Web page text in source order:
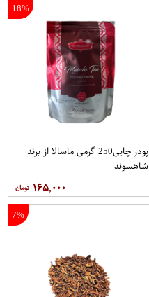
18%
پودر چایی250 گرمی ماسالا از برند
شاهسوند
۱۶۵,۰۰۰
7%